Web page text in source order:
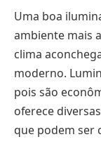
Uma boa
ambiente mais
clima
moderno.
pois são
oferece
que podem ser